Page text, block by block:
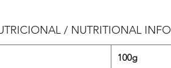
/ NUTRITIONAL INFO
100g